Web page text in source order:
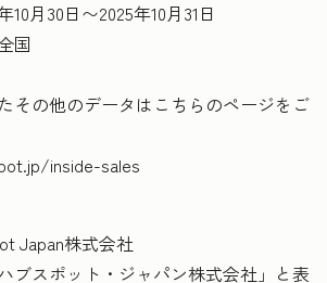
月30日〜2025年10月31日
国
その他のデータはこちらのページをご
inside-sales
Japan株式会社
ブスポット・ジャパン株式会社」と表